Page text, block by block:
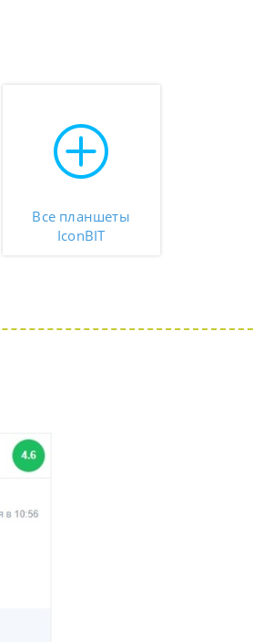
Все планшеты
IconBIT